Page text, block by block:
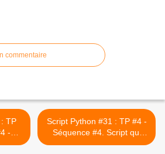
commentaire
-
Script Python #31 : TP #4 -
Séquence #4. Script qui
détermine le nombre de